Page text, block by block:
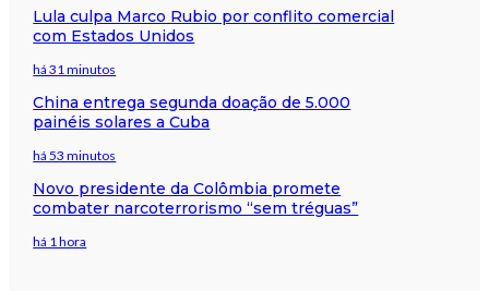
Lula culpa Marco Rubio por conflito comercial
com Estados Unidos
há 31 minutos
China entrega segunda doação de 5.000
painéis solares a Cuba
há 53 minutos
Novo presidente da Colômbia promete
combater narcoterrorismo “sem tréguas”
há 1 hora